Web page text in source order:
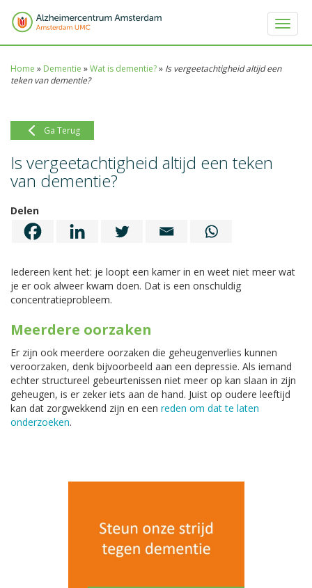
Toggle
Home » Dementie »Wat is dementie?» Is vergeetachtigheid altijd een
teken van dementie?
Ga Terug
Is vergeetachtigheid altijd een teken
van dementie?
Delen
Iedereen kent het: je loopt een kamer in en weet niet meer wat
je er ook alweer kwam doen. Dat is een onschuldig
concentratieprobleem.
Meerdere oorzaken
Er zijn ook meerdere oorzaken die geheugenverlies kunnen
veroorzaken, denk bijvoorbeeld aan een depressie. Als iemand
echter structureel gebeurtenissen niet meer op kan slaan in zijn
geheugen, is er zeker iets aan de hand. Juist op oudere leeftijd
kan dat zorgwekkend zijn en een reden om dat te laten
onderzoeken.